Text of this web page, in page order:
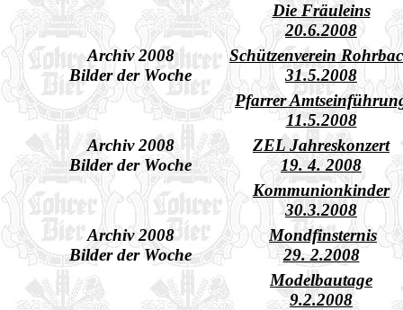
Die Fräuleins
20.6.2008
Archiv 2008
Bilder der Woche
Schützenverein
31.5.2008
Pfarrer
11.5.2008
Archiv 2008
Bilder der Woche
ZEL Jahreskonzert
19. 4. 2008
Kommunionkinder
30.3.2008
Archiv 2008
Bilder der Woche
Mondfinsternis
29. 2.2008
Modelbautage
9.2.2008